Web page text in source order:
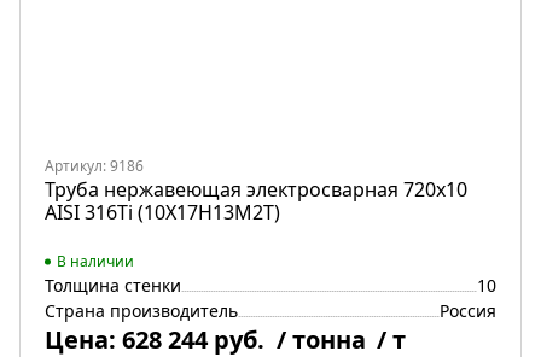
Артикул: 9186
Труба нержавеющая электросварная 720х10
AISI 316Ti (10Х17Н13М2Т)
В наличии
Толщина стенки
10
Страна производитель
Россия
Цена: 628 244 руб. / тонна / т